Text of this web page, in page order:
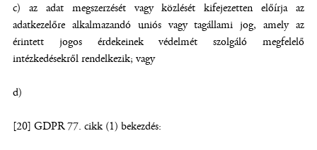
c) az adat megszerzését vagy közlését kifejezetten előírja az
adatkezelőre alkalmazandó uniós vagy tagállami jog, amely az
érintett jogos érdekeinek védelmét szolgáló megfelelő
intézkedésekről rendelkezik; vagy
d)
[20] GDPR 77. cikk (1) bekezdés: